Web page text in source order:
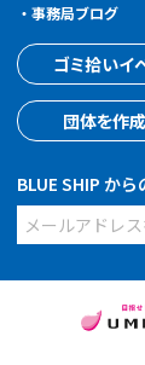
事務局ブログ
ゴミ拾いイ
団体を作
BLUE SHIP か